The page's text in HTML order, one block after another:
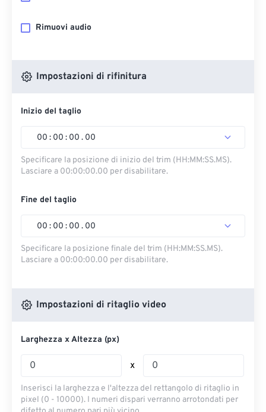
Rimuovi audio
Impostazioni di rifinitura
Inizio del taglio
00 : 00 : 00 . 00
Specificare la posizione di inizio del trim (HH:MM:SS.MS).
Lasciare a 00:00:00.00 per disabilitare.
Fine del taglio
00 : 00 : 00 . 00
Specificare la posizione finale del trim (HH:MM:SS.MS).
Lasciare a 00:00:00.00 per disabilitare.
Impostazioni di ritaglio video
Larghezza x Altezza (px)
x
Inserisci la larghezza e l'altezza del rettangolo di ritaglio in
pixel (0 - 10000). I numeri dispari verranno arrotondati per